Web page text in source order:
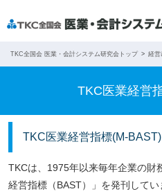
TKC全国会 医業・会計システム研究会トップ 経営
TKC医業経営
TKC医業経営指標(M-
TKCは、1975年以来毎年企業の財
経営指標（BAST）」を発刊して